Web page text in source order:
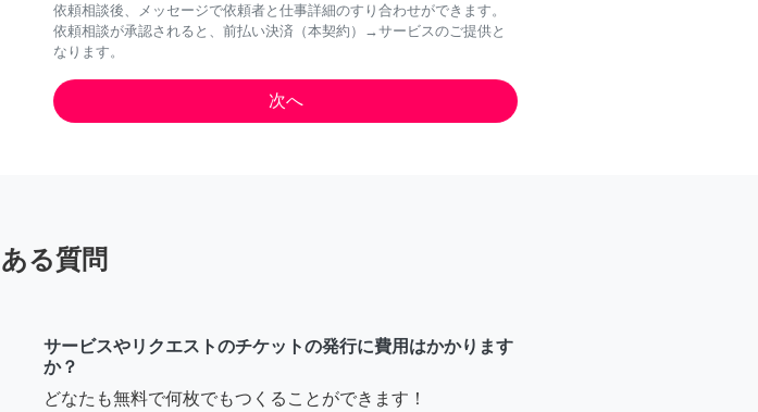
依頼相談後、メッセージで依頼者と仕事詳細のすり合わせができます。
依頼相談が承認されると、前払い決済（本契約）→サービスのご提供と
なります。
る質問
サービスやリクエストのチケットの発行に費用はかかります
か？
どなたも無料で何枚でもつくることができます！